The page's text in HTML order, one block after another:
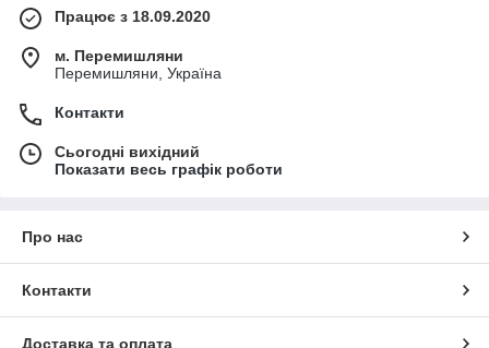
Працює з 18.09.2020
м. Перемишляни
Перемишляни, Україна
Контакти
Сьогодні вихідний
Показати весь графік роботи
Про нас
Контакти
Доставка та оплата